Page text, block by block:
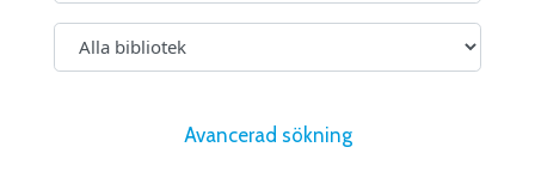
Avancerad sökning